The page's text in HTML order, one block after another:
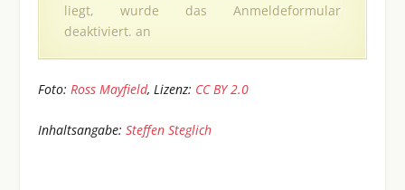
liegt, wurde das Anmeldeformular
deaktiviert. an
Foto:Ross Mayfield, Lizenz: CC BY 2.0
Inhaltsangabe:Steffen Steglich